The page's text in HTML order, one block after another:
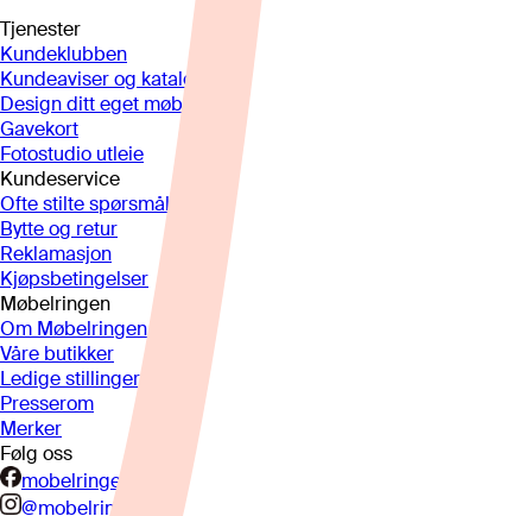
Tjenester
Kundeklubben
Kundeaviser og kataloger
Design ditt eget møbel
Gavekort
Fotostudio utleie
Kundeservice
Ofte stilte spørsmål
Bytte og retur
Reklamasjon
Kjøpsbetingelser
Møbelringen
Om Møbelringen
Våre butikker
Ledige stillinger
Presserom
Merker
Følg oss
mobelringen.no
@mobelringen